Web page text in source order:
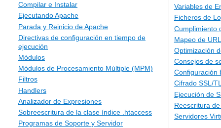
Compilar e Instalar
Ejecutando Apache
Parada y Reinicio de Apache
Directivas de configuración en tiempo de
ejecución
Módulos
Módulos de Procesamiento Múltiple (MPM)
Filtros
Handlers
Analizador de Expresiones
Sobreescritura de la clase índice .htaccess
Programas de Soporte y Servidor
Variables de
Ficheros de
Cumplimiento
Mapeo de
Optimización
Consejos de
Configuración
Cifrado SSL/
Ejecución de
Reescritura
Servidores